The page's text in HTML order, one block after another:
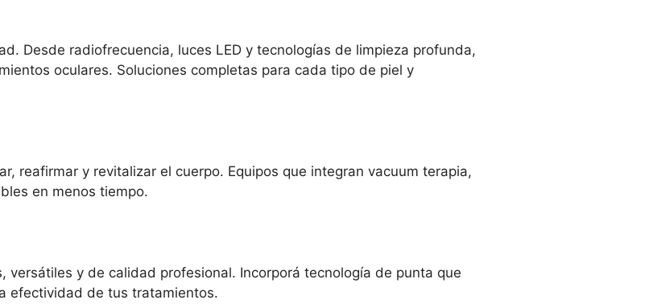
Desde radiofrecuencia, luces LED y tecnologías de limpieza profunda,
oculares. Soluciones completas para cada tipo de piel y
reafirmar y revitalizar el cuerpo. Equipos que integran vacuum terapia,
en menos tiempo.
y de calidad profesional. Incorporá tecnología de punta que
efectividad de tus tratamientos.